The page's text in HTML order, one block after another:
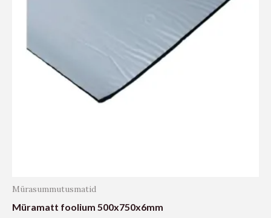
Mürasummutusmatid
Müramatt foolium 500x750x6mm